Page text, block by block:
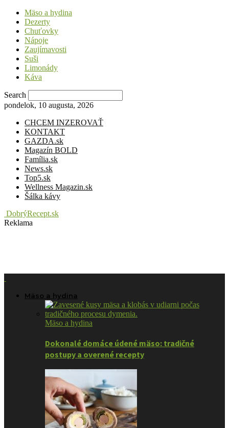
Mäso a hydina
Dezerty
Chuťovky
Nápoje
Zaujímavosti
Suši
Limonády
Káva
Search
pondelok, 10 augusta, 2026
CHCEM INZEROVAŤ
KONTAKT
GAZDA.sk
Magazín BOLD
Família.sk
News.sk
Top5.sk
Wellness Magazin.sk
Šálka kávy
DobrýRecept.sk
Reklama
Mäso a hydina
Mäso a hydina
Dokonalé domáce údené mäso: tradičné
postupy a overené recepty